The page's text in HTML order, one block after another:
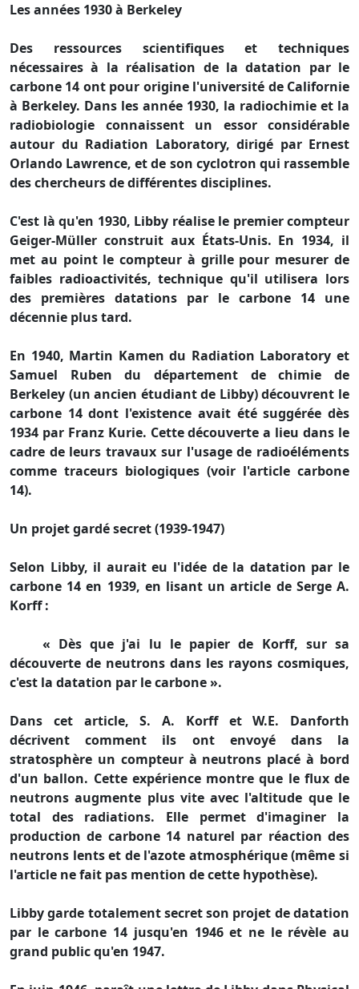
Les années 1930 à Berkeley
Des ressources scientifiques et techniques
nécessaires à la réalisation de la datation par le
carbone 14 ont pour origine l'université de Californie
à Berkeley. Dans les année 1930, la radiochimie et la
radiobiologie connaissent un essor considérable
autour du Radiation Laboratory, dirigé par Ernest
Orlando Lawrence, et de son cyclotron qui rassemble
des chercheurs de différentes disciplines.
C'est là qu'en 1930, Libby réalise le premier compteur
Geiger-Müller construit aux États-Unis. En 1934, il
met au point le compteur à grille pour mesurer de
faibles radioactivités, technique qu'il utilisera lors
des premières datations par le carbone 14 une
décennie plus tard.
En 1940, Martin Kamen du Radiation Laboratory et
Samuel Ruben du département de chimie de
Berkeley (un ancien étudiant de Libby) découvrent le
carbone 14 dont l'existence avait été suggérée dès
1934 par Franz Kurie. Cette découverte a lieu dans le
cadre de leurs travaux sur l'usage de radioéléments
comme traceurs biologiques (voir l'article carbone
14).
Un projet gardé secret (1939-1947)
Selon Libby, il aurait eu l'idée de la datation par le
carbone 14 en 1939, en lisant un article de Serge A.
Korff :
« Dès que j'ai lu le papier de Korff, sur sa
découverte de neutrons dans les rayons cosmiques,
c'est la datation par le carbone ».
Dans cet article, S. A. Korff et W.E. Danforth
décrivent comment ils ont envoyé dans la
stratosphère un compteur à neutrons placé à bord
d'un ballon. Cette expérience montre que le flux de
neutrons augmente plus vite avec l'altitude que le
total des radiations. Elle permet d'imaginer la
production de carbone 14 naturel par réaction des
neutrons lents et de l'azote atmosphérique (même si
l'article ne fait pas mention de cette hypothèse).
Libby garde totalement secret son projet de datation
par le carbone 14 jusqu'en 1946 et ne le révèle au
grand public qu'en 1947.